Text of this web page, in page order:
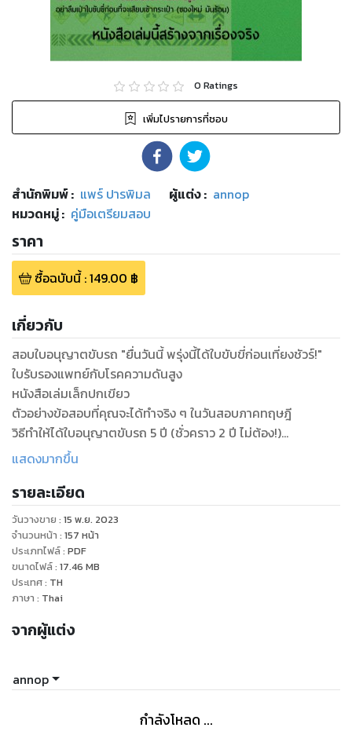
0 Ratings
เพิ่มไปรายการที่ชอบ
สำนักพิมพ์: แพร์ ปารพิมล ผู้แต่ง : annop
หมวดหมู่: คู่มือเตรียมสอบ
ราคา
ซื้อฉบับนี้:149.00 ฿
เกี่ยวกับ
สอบใบอนุญาตขับรถ "ยื่นวันนี้ พรุ่งนี้ได้ใบขับขี่ก่อนเที่ยงชัวร์!"
ใบรับรองแพทย์กับโรคความดันสูง
หนังสือเล่มเล็กปกเขียว
ตัวอย่างข้อสอบที่คุณจะได้ทำจริง ๆ ในวันสอบภาคทฤษฎี
วิธีทำให้ได้ใบอนุญาตขับรถ 5 ปี (ชั่วคราว 2 ปี ไม่ต้อง!)
เทคนิคการขับรถจักรยานยนต์และรถยนต์ในวันสอบภาคปฏิบัติ
ล้อ การนึกภาพลำตัวรถ บอกหมด! วิธีที่จะทำให้คุณสอบรอบเดียว
ผ่าน
จัดทรงผม แต่งหน้า ก่อนยื่นใบเสร็จที่ห้องถ่ายรูป
อย่าลืมเป่าใบขับขี่ก่อนที่จะเสียบเข้ากระเป๋า (ของใหม่ มันร้อน)
(หนังสือเล่มนี้สร้างจากเรื่องจริง)
แสดงมากขึ้น
รายละเอียด
วันวางขาย : 15 พ.ย. 2023
จำนวนหน้า : 157 หน้า
ประเภทไฟล์: PDF
ขนาดไฟล์: 17.46 MB
ประเทศ: TH
ภาษา : Thai
จากผู้แต่ง
annop
กำลังโหลด ...